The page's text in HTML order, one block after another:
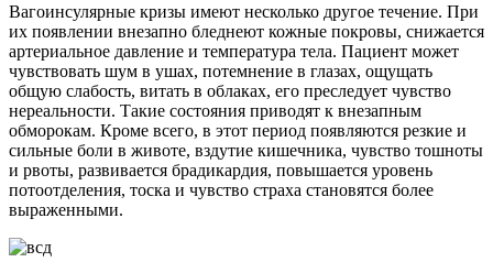
Вагоинсулярные кризы имеют несколько другое течение. При
их появлении внезапно бледнеют кожные покровы, снижается
артериальное давление и температура тела. Пациент может
чувствовать шум в ушах, потемнение в глазах, ощущать
общую слабость, витать в облаках, его преследует чувство
нереальности. Такие состояния приводят к внезапным
обморокам. Кроме всего, в этот период появляются резкие и
сильные боли в животе, вздутие кишечника, чувство тошноты
и рвоты, развивается брадикардия, повышается уровень
потоотделения, тоска и чувство страха становятся более
выраженными.